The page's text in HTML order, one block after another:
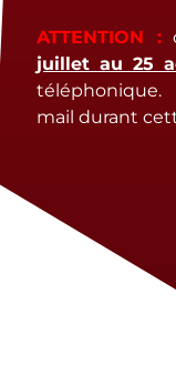
ATTENTION :
juillet au 25
mail durant